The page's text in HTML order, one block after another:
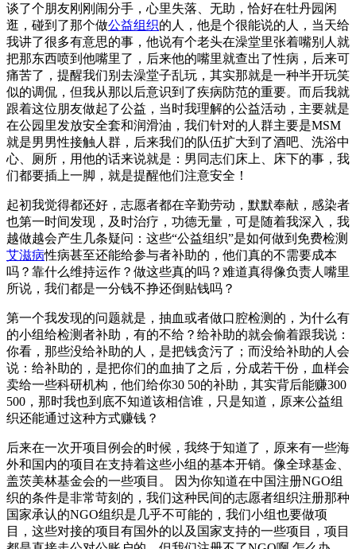
谈了个朋友刚刚闹分手，心里失落、无助，恰好在牡丹园闲
逛，碰到了那个做公益组织的人，他是个很能说的人，当天给
我讲了很多有意思的事，他说有个老头在澡堂里张着嘴别人就
把那东西喷到他嘴里了，后来他的嘴里就查出了性病，后来可
痛苦了，提醒我们别去澡堂子乱玩，其实那就是一种半开玩笑
似的调侃，但我从那以后意识到了疾病防范的重要。而后我就
跟着这位朋友做起了公益，当时我理解的公益活动，主要就是
在公园里发放安全套和润滑油，我们针对的人群主要是MSM
就是男男性接触人群，后来我们的队伍扩大到了酒吧、洗浴中
心、厕所，用他的话来说就是：男同志们床上、床下的事，我
们都要插上一脚，就是提醒他们注意安全！
起初我觉得都还好，志愿者都在辛勤劳动，默默奉献，感染者
也第一时间发现，及时治疗，功德无量，可是随着我深入，我
越做越会产生几条疑问：这些“公益组织”是如何做到免费检测
艾滋病性病甚至还能给参与者补助的，他们真的不需要成本
吗？靠什么维持运作？做这些真的吗？难道真得像负责人嘴里
所说，我们都是一分钱不挣还倒贴钱吗？
第一个我发现的问题就是，抽血或者做口腔检测的，为什么有
的小组给检测者补助，有的不给？给补助的就会偷着跟我说：
你看，那些没给补助的人，是把钱贪污了；而没给补助的人会
说：给补助的，是把你们的血抽了之后，分成若干份，血样会
卖给一些科研机构，他们给你30 50的补助，其实背后能赚300
500，那时我也到底不知道该相信谁，只是知道，原来公益组
织还能通过这种方式赚钱？
后来在一次开项目例会的时候，我终于知道了，原来有一些海
外和国内的项目在支持着这些小组的基本开销。像全球基金、
盖茨美林基金会的一些项目。 因为你知道在中国注册NGO组
织的条件是非常苛刻的，我们这种民间的志愿者组织注册那种
国家承认的NGO组织是几乎不可能的，我们小组也要做项
目，这些对接的项目有国外的以及国家支持的一些项目，项目